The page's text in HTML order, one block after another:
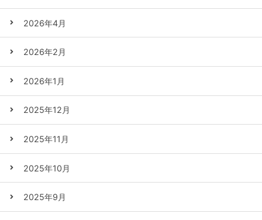
2026年4月
2026年2月
2026年1月
2025年12月
2025年11月
2025年10月
2025年9月